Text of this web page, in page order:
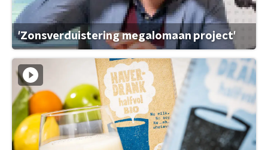
'Zonsverduistering megalomaan project'